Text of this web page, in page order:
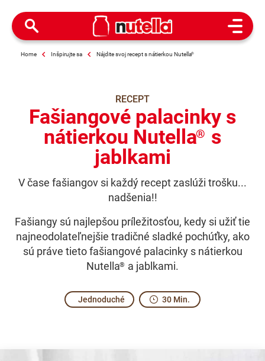
Open
Home Inšpirujte sa Nájdite svoj recept s nátierkou Nutella®
RECEPT
Fašiangové palacinky s
nátierkou Nutella® s
jablkami
V čase fašiangov si každý recept zaslúži trošku...
nadšenia!!
Fašiangy sú najlepšou príležitosťou, kedy si užiť tie
najneodolateľnejšie tradičné sladké pochúťky, ako
sú práve tieto fašiangové palacinky s nátierkou
Nutella® a jablkami.
Jednoduché 30 Min.